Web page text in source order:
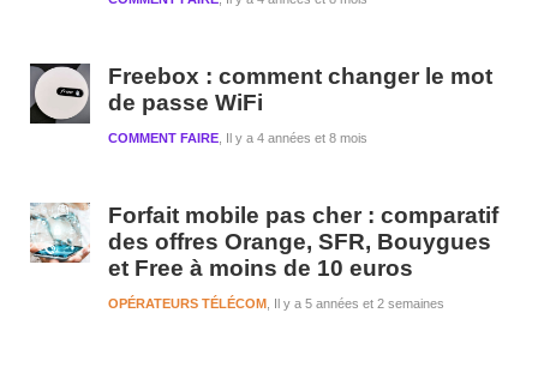
Freebox : comment changer le mot
de passe WiFi
Il y a 4 années et 8 mois
COMMENT FAIRE
Forfait mobile pas cher : comparatif
des offres Orange, SFR, Bouygues
et Free à moins de 10 euros
Il y a 5 années et 2 semaines
OPÉRATEURS TÉLÉCOM